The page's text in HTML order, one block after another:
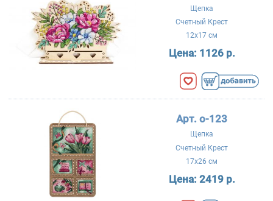
Щепка
Счетный Крест
12x17 см
Цена: 1126 р.
Арт. о-123
Щепка
Счетный Крест
17x26 см
Цена: 2419 р.